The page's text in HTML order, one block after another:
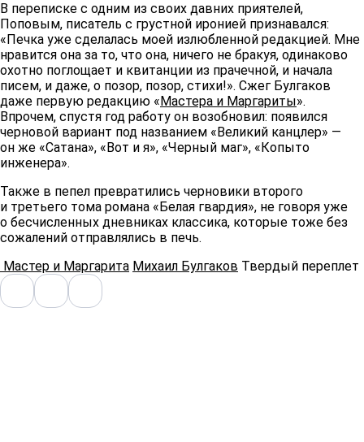
В переписке с одним из своих давних приятелей,
Поповым, писатель с грустной иронией признавался:
«Печка уже сделалась моей излюбленной редакцией. Мне
нравится она за то, что она, ничего не бракуя, одинаково
охотно поглощает и квитанции из прачечной, и начала
писем, и даже, о позор, позор, стихи!». Сжег Булгаков
даже первую редакцию «Мастера и Маргариты».
Впрочем, спустя год работу он возобновил: появился
черновой вариант под названием «Великий канцлер» —
он же «Сатана», «Вот и я», «Черный маг», «Копыто
инженера».
Также в пепел превратились черновики второго
и третьего тома романа «Белая гвардия», не говоря уже
о бесчисленных дневниках классика, которые тоже без
сожалений отправлялись в печь.
Мастер и Маргарита Михаил Булгаков Твердый переплет